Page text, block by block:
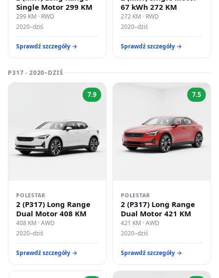
Single Motor 299 KM
299 KM · RWD
2020–dziś
Sprawdź szczegóły →
67 kWh 272 KM
272 KM · RWD
2020–dziś
Sprawdź szczegóły →
P317 · 2020–DZIŚ
7.9
POLESTAR
2 (P317) Long Range
Dual Motor 408 KM
408 KM · AWD
2020–dziś
Sprawdź szczegóły →
7.5
POLESTAR
2 (P317) Long Range
Dual Motor 421 KM
421 KM · AWD
2020–dziś
Sprawdź szczegóły →